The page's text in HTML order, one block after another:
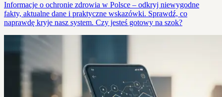
Informacje o ochronie zdrowia w Polsce – odkryj niewygodne
fakty, aktualne dane i praktyczne wskazówki. Sprawdź, co
naprawdę kryje nasz system. Czy jesteś gotowy na szok?